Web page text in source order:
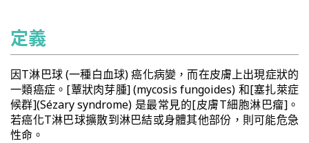
定義
因T淋巴球 (一種白血球) 癌化病變，而在皮膚上出現症狀的
一類癌症。[蕈狀肉芽腫] (mycosis fungoides) 和[塞扎萊症
候群](Sézary syndrome) 是最常見的[皮膚T細胞淋巴瘤]。
若癌化T淋巴球擴散到淋巴結或身體其他部份，則可能危急
性命。